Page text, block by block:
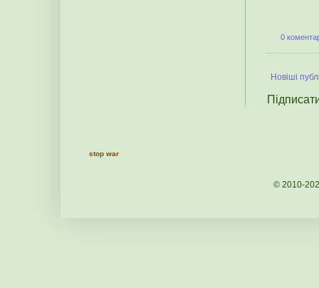
0
Новіші
stop war
© 2010-